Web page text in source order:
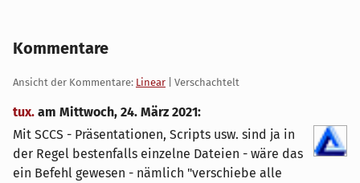
Kommentare
Ansicht der Kommentare: Linear | Verschachtelt
tux. am Mittwoch, 24. März 2021:
Mit SCCS - Präsentationen, Scripts usw. sind ja in
der Regel bestenfalls einzelne Dateien - wäre das
ein Befehl gewesen - nämlich "verschiebe alle